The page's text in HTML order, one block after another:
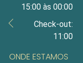
15:00 às 00:00
Check-out:
11:00
ONDE ESTAMOS